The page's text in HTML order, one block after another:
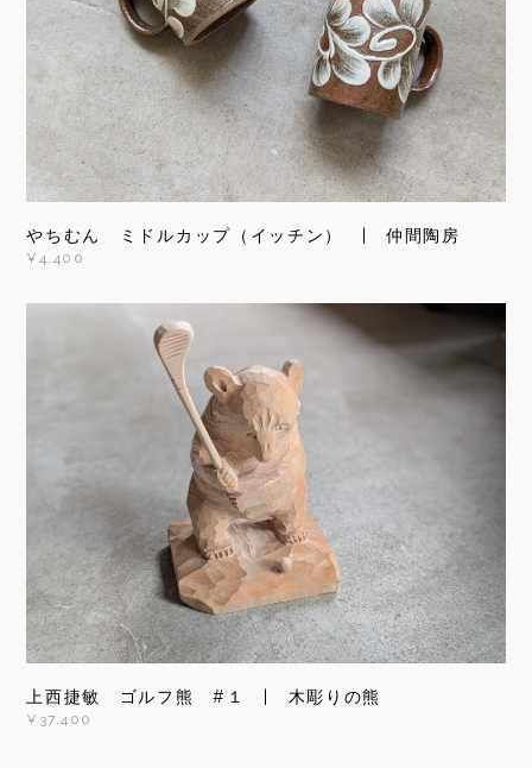
やちむん ミドルカップ（イッチン） | 仲間陶房
¥4,400
上西捷敏 ゴルフ熊 #１ | 木彫りの熊
¥37,400